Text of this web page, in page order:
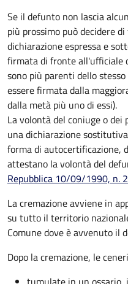
Se il defunto non lascia
più prossimo può decidere
dichiarazione espressa e
firmata di fronte all'ufficiale
sono più parenti dello
essere firmata dalla
dalla metà più uno di essi).
La volontà del coniuge o
una dichiarazione
forma di autocertificazione,
attestano la volontà del
Repubblica 10/09/1990, n.
La cremazione avviene in
su tutto il territorio
Comune dove è avvenuto il
Dopo la cremazione, le